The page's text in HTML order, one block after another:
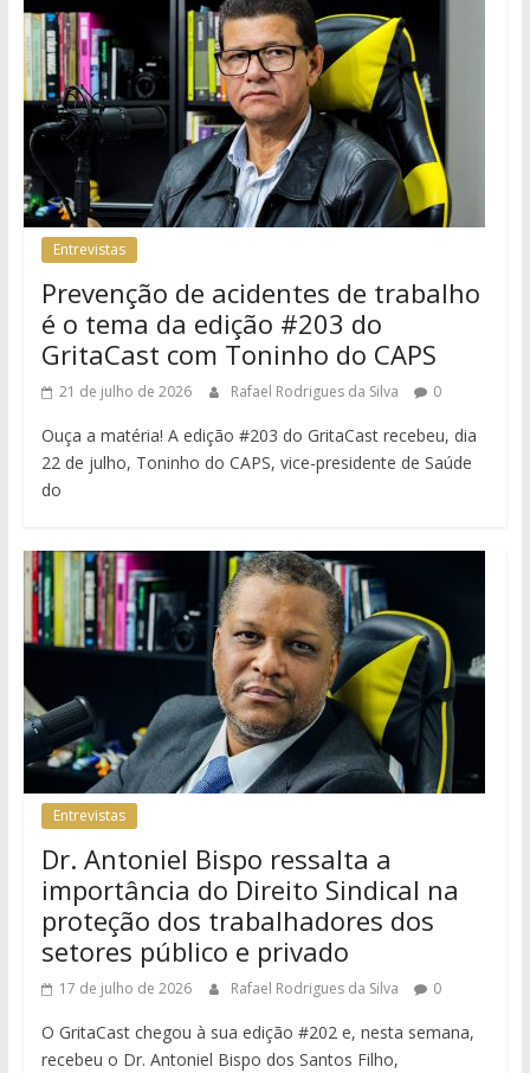
Entrevistas
Prevenção de acidentes de trabalho
é o tema da edição #203 do
GritaCast com Toninho do CAPS
21 de julho de 2026 Rafael Rodrigues da Silva 0
Ouça a matéria! A edição #203 do GritaCast recebeu, dia
22 de julho, Toninho do CAPS, vice-presidente de Saúde
do
Entrevistas
Dr. Antoniel Bispo ressalta a
importância do Direito Sindical na
proteção dos trabalhadores dos
setores público e privado
17 de julho de 2026 Rafael Rodrigues da Silva 0
O GritaCast chegou à sua edição #202 e, nesta semana,
recebeu o Dr. Antoniel Bispo dos Santos Filho,